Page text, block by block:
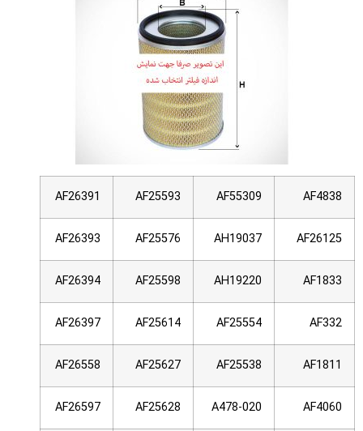
AF4838
AF55309
AF25593
AF26391
AF26125
AH19037
AF25576
AF26393
AF1833
AH19220
AF25598
AF26394
AF332
AF25554
AF25614
AF26397
AF1811
AF25538
AF25627
AF26558
AF4060
A478-020
AF25628
AF26597